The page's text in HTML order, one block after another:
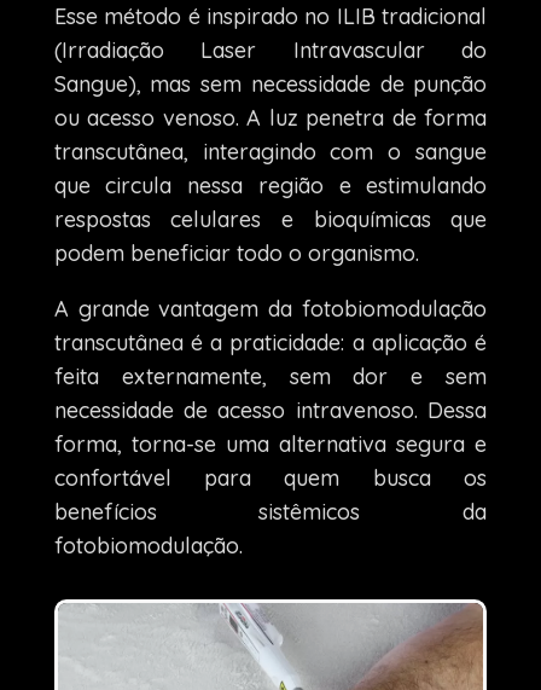
Esse método é inspirado no ILIB tradicional
(Irradiação Laser Intravascular do
Sangue), mas sem necessidade de punção
ou acesso venoso. A luz penetra de forma
transcutânea, interagindo com o sangue
que circula nessa região e estimulando
respostas celulares e bioquímicas que
podem beneficiar todo o organismo.
A grande vantagem da fotobiomodulação
transcutânea é a praticidade: a aplicação é
feita externamente, sem dor e sem
necessidade de acesso intravenoso. Dessa
forma, torna-se uma alternativa segura e
confortável para quem busca os
benefícios sistêmicos da
fotobiomodulação.